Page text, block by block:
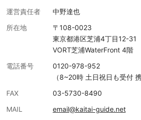
運営責任者
中野達也
所在地
〒108-0023
東京都港区芝浦4丁目12-31
VORT芝浦WaterFront 4階
電話番号
0120-978-952
（8~20時 土日祝日も受付 携
FAX
03-5730-8490
MAIL
email@kaitai-guide.net